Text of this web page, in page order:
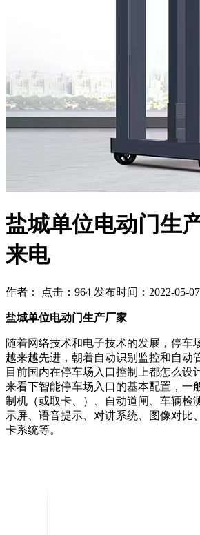
盐城单位电动门生
来电
作者： 点击：964 发布时间：2022-05-07
盐城单位电动门生产厂家
随着网络技术和电子技术的发展，停车
越来越先进，朝着自动识别监控和自动
目前国内在停车场入口控制上都怎么设
来看下智能停车场入口的基本配置，一
制机（或取卡、）、自动道闸、车辆检
示屏、语音提示、对讲系统、图像对比
卡系统等。